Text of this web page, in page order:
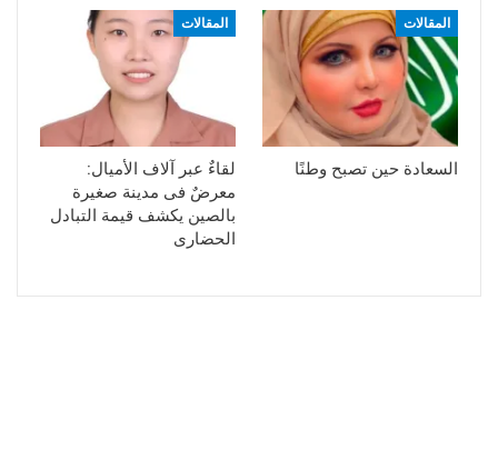
المقالات
السعادة حين تصبح وطنًا
المقالات
لقاءٌ عبر آلاف الأميال:
معرضٌ فى مدينة صغيرة
بالصين يكشف قيمة التبادل
الحضارى